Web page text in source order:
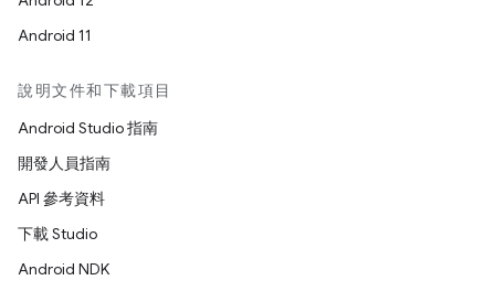
Android 11
說明文件和下載項目
Android Studio 指南
開發人員指南
API 參考資料
下載 Studio
Android NDK